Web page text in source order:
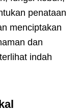
penataan
menciptakan
dan
indah